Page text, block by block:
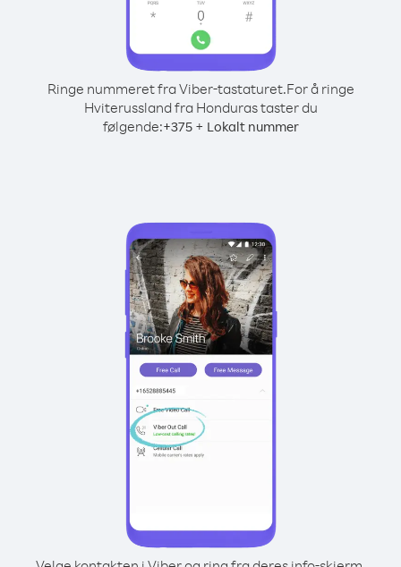
Ringe nummeret fra Viber-tastaturet.For å ringe
Hviterussland fra Honduras taster du
følgende:+375+ Lokalt nummer